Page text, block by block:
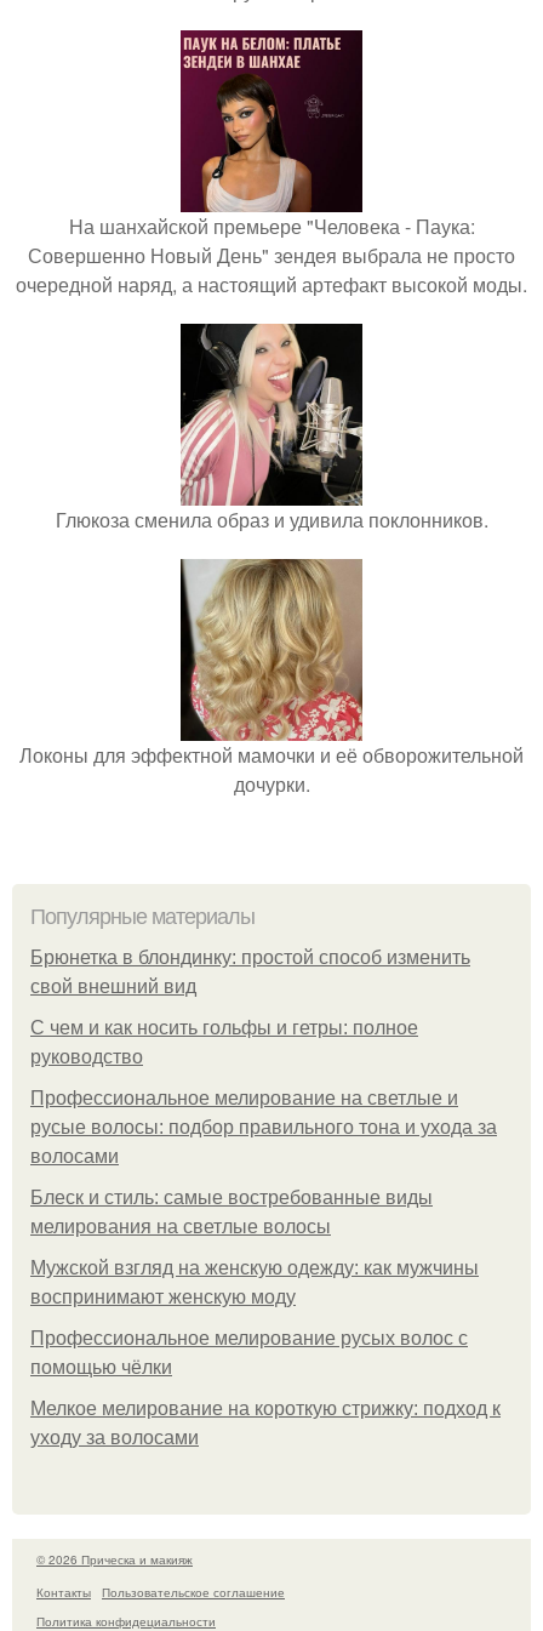
На шанхайской премьере "Человека - Паука:
Совершенно Новый День" зендея выбрала не просто
очередной наряд, а настоящий артефакт высокой моды.
Глюкоза сменила образ и удивила поклонников.
Локоны для эффектной мамочки и её обворожительной
дочурки.
Популярные материалы
Брюнетка в блондинку: простой способ изменить
свой внешний вид
С чем и как носить гольфы и гетры: полное
руководство
Профессиональное мелирование на светлые и
русые волосы: подбор правильного тона и ухода за
волосами
Блеск и стиль: самые востребованные виды
мелирования на светлые волосы
Мужской взгляд на женскую одежду: как мужчины
воспринимают женскую моду
Профессиональное мелирование русых волос с
помощью чёлки
Мелкое мелирование на короткую стрижку: подход к
уходу за волосами
© 2026 Прическа и макияж
Контакты
Пользовательское соглашение
Политика конфидециальности